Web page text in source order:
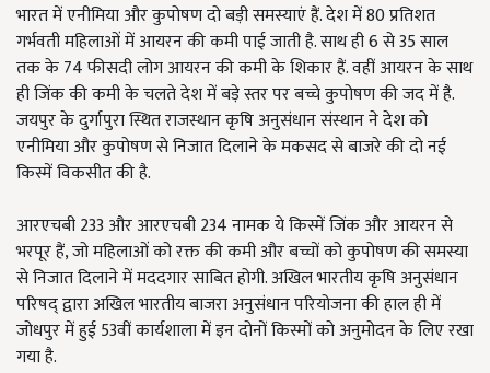
भारत में एनीमिया और कुपोषण दो बड़ी समस्याएं हैं. देश में 80 प्रतिशत
गर्भवती महिलाओं में आयरन की कमी पाई जाती है. साथ ही 6 से 35 साल
तक के 74 फीसदी लोग आयरन की कमी के शिकार हैं. वहीं आयरन के साथ
ही जिंक की कमी के चलते देश में बड़े स्तर पर बच्चे कुपोषण की जद में है.
जयपुर के दुर्गापुरा स्थित राजस्थान कृषि अनुसंधान संस्थान ने देश को
एनीमिया और कुपोषण से निजात दिलाने के मकसद से बाजरे की दो नई
किस्में विकसीत की है.
आरएचबी 233 और आरएचबी 234 नामक ये किस्में जिंक और आयरन से
भरपूर हैं, जो महिलाओं को रक्त की कमी और बच्चों को कुपोषण की समस्या
से निजात दिलाने में मददगार साबित होगी. अखिल भारतीय कृषि अनुसंधान
परिषद् द्वारा अखिल भारतीय बाजरा अनुसंधान परियोजना की हाल ही में
जोधपुर में हुई 53वीं कार्यशाला में इन दोनों किस्मों को अनुमोदन के लिए रखा
गया है.